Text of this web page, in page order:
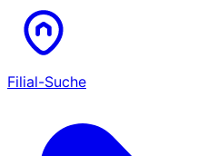
Filial-Suche